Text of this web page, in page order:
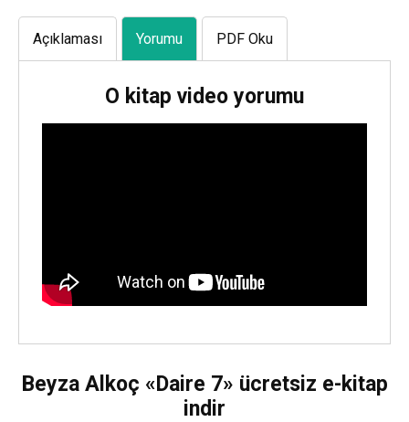
Açıklaması Yorumu PDF Oku
O kitap video yorumu
Beyza Alkoç «Daire 7» ücretsiz e-kitap
indir